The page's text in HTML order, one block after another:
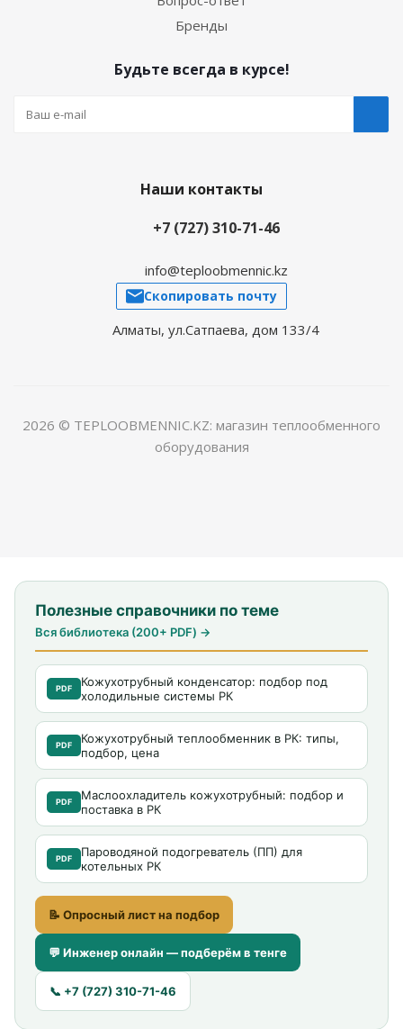
Бренды
Будьте всегда в курсе!
Наши контакты
+7 (727) 310-71-46
info@teploobmennic.kz
Скопировать почту
Алматы, ул.Сатпаева, дом 133/4
2026 © TEPLOOBMENNIC.KZ: магазин теплообменного
оборудования
Полезные справочники по теме
Вся библиотека (200+ PDF) →
PDF
Кожухотрубный конденсатор: подбор под
холодильные системы РК
PDF
Кожухотрубный теплообменник в РК: типы,
подбор, цена
PDF
Маслоохладитель кожухотрубный: подбор и
поставка в РК
PDF
Пароводяной подогреватель (ПП) для
котельных РК
📝 Опросный лист на подбор
💬 Инженер онлайн — подберём в тенге
📞 +7 (727) 310-71-46